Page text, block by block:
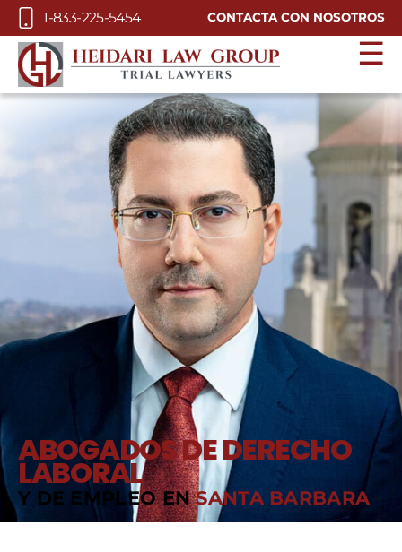
Skip to Main Content
1-833-225-5454 CONTACTA CON NOSOTROS
☰
ABOGADOS DE DERECHO
LABORAL
Y DE EMPLEO ENSANTA BARBARA